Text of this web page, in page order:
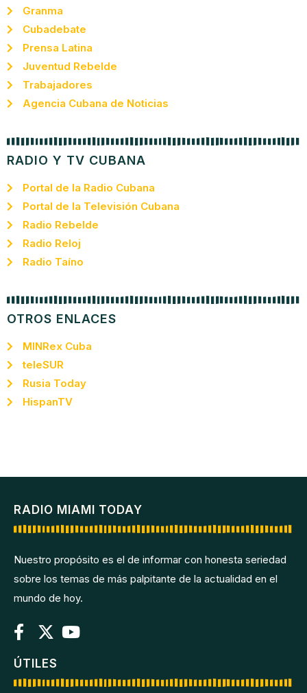
Granma
Cubadebate
Prensa Latina
Juventud Rebelde
Trabajadores
Agencia Cubana de Noticias
RADIO Y TV CUBANA
Portal de la Radio Cubana
Portal de la Televisión Cubana
Radio Rebelde
Radio Reloj
Radio Taíno
OTROS ENLACES
MINRex Cuba
teleSUR
Rusia Today
HispanTV
RADIO MIAMI TODAY
Nuestro propósito es el de informar con honesta seriedad
sobre los temas de más palpitante de la actualidad en el
mundo de hoy.
ÚTILES